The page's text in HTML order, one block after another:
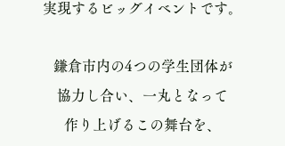
実現するビッグイベントです。
鎌倉市内の4つの学生団体が
協力し合い、一丸となって
作り上げるこの舞台を、